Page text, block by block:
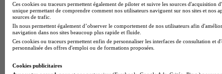
H3 HITEMA
4.3
31 avis
Ces cookies ou traceurs permettent également de piloter et suivre les sources d'acquisition
unique permettant de comprendre comment nos utilisateurs naviguent sur nos sites et nos
sources de trafic.
Ils nous permettent également d’observer le comportement de nos utilisateurs afin
navigation dans nos sites beaucoup plus rapide et fluide.
Ces cookies ou traceurs permettent enfin de personnaliser les interfaces de consultation et
personnalisée des offres d'emploi ou de formations proposées.
Cookies publicitaires